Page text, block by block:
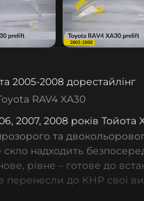
2005-2008 дорестайлінг
RAV4 XA30
2007, 2008 років Тойота
та
надходить
рівне – готове до
перенесли до КНР свої
90% запчастин до